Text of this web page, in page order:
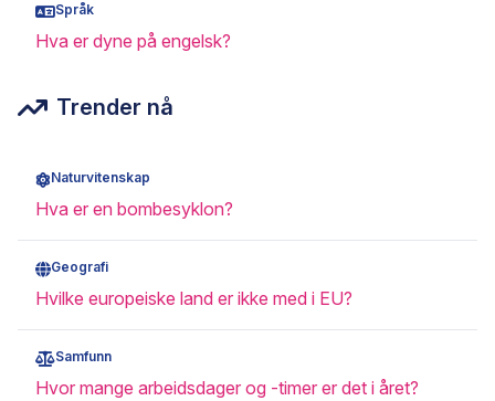
Språk
Hva er dyne på engelsk?
Trender nå
Naturvitenskap
Hva er en bombesyklon?
Geografi
Hvilke europeiske land er ikke med i EU?
Samfunn
Hvor mange arbeidsdager og -timer er det i året?